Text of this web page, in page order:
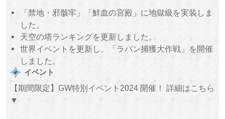
「禁地・邪骸牢」「鮮血の宮殿」に地獄級を実装しま
した。
天空の塔ランキングを更新しました。
世界イベントを更新し、「ラパン捕獲大作戦」を開催
しました。
イベント
【期間限定】GW特別イベント2024 開催！ 詳細はこちら
▼